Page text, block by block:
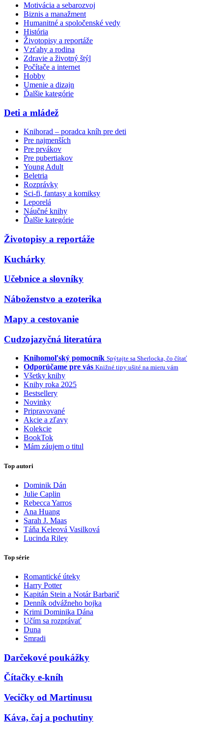
Motivácia a sebarozvoj
Biznis a manažment
Humanitné a spoločenské vedy
História
Životopisy a reportáže
Vzťahy a rodina
Zdravie a životný štýl
Počítače a internet
Hobby
Umenie a dizajn
Ďalšie kategórie
Deti a mládež
Knihorad – poradca kníh pre deti
Pre najmenších
Pre prvákov
Pre pubertiakov
Young Adult
Beletria
Rozprávky
Sci-fi, fantasy a komiksy
Leporelá
Náučné knihy
Ďalšie kategórie
Životopisy a reportáže
Kuchárky
Učebnice a slovníky
Náboženstvo a ezoterika
Mapy a cestovanie
Cudzojazyčná literatúra
Knihomoľský pomocník Spýtajte sa Sherlocka, čo čítať
Odporúčame pre vás Knižné tipy ušité na mieru vám
Všetky knihy
Knihy roka 2025
Bestsellery
Novinky
Pripravované
Akcie a zľavy
Kolekcie
BookTok
Mám záujem o titul
Top autori
Dominik Dán
Julie Caplin
Rebecca Yarros
Ana Huang
Sarah J. Maas
Táňa Keleová Vasilková
Lucinda Riley
Top série
Romantické úteky
Harry Potter
Kapitán Stein a Notár Barbarič
Denník odvážneho bojka
Krimi Dominika Dána
Učím sa rozprávať
Duna
Smradi
Darčekové poukážky
Čítačky e-kníh
Vecičky od Martinusu
Káva, čaj a pochutiny